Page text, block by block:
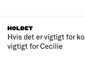
HOLDET
Hvis det er vigtigt for
vigtigt for Cecilie